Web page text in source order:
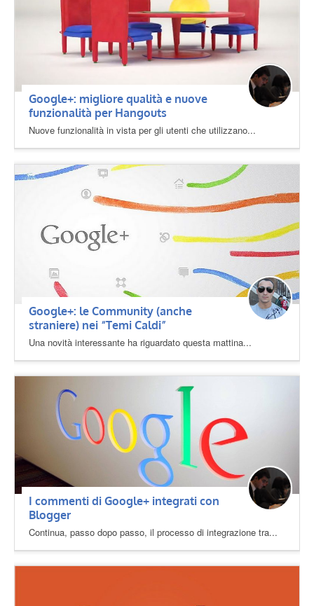
Google+: migliore qualità e nuove
funzionalità per Hangouts
Nuove funzionalità in vista per gli utenti che utilizzano...
Google+: le Community (anche
straniere) nei “Temi Caldi”
Una novità interessante ha riguardato questa mattina...
I commenti di Google+ integrati con
Blogger
Continua, passo dopo passo, il processo di integrazione tra...